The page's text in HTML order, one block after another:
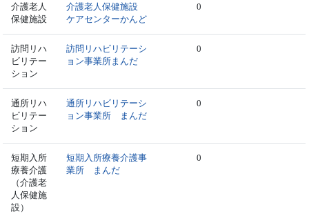
介護老人
保健施設
介護老人保健施設
ケアセンターかんど
0
訪問リハ
ビリテー
ション
訪問リハビリテーシ
ョン事業所まんだ
0
通所リハ
ビリテー
ション
通所リハビリテーシ
ョン事業所 まんだ
0
短期入所
療養介護
（介護老
人保健施
設）
短期入所療養介護事
業所 まんだ
0